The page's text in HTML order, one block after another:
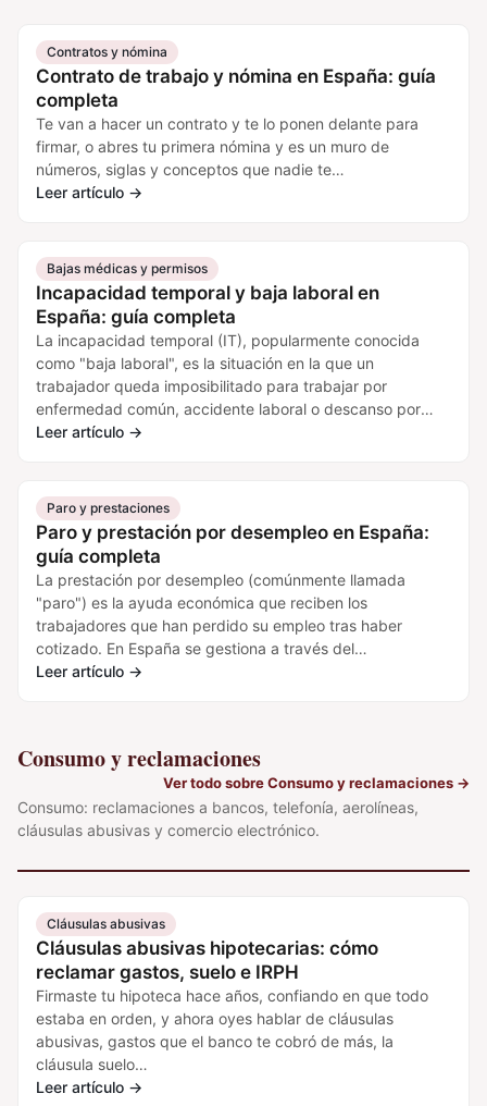
Contratos y nómina
Contrato de trabajo y nómina en España: guía
completa
Te van a hacer un contrato y te lo ponen delante para
firmar, o abres tu primera nómina y es un muro de
números, siglas y conceptos que nadie te…
Leer artículo →
Bajas médicas y permisos
Incapacidad temporal y baja laboral en
España: guía completa
La incapacidad temporal (IT), popularmente conocida
como "baja laboral", es la situación en la que un
trabajador queda imposibilitado para trabajar por
enfermedad común, accidente laboral o descanso por
maternidad/paternidad.…
Leer artículo →
Paro y prestaciones
Paro y prestación por desempleo en España:
guía completa
La prestación por desempleo (comúnmente llamada
"paro") es la ayuda económica que reciben los
trabajadores que han perdido su empleo tras haber
cotizado. En España se gestiona a través del…
Leer artículo →
Consumo y reclamaciones
Consumo: reclamaciones a bancos, telefonía, aerolíneas,
cláusulas abusivas y comercio electrónico.
Ver todo sobre Consumo y reclamaciones →
Cláusulas abusivas
Cláusulas abusivas hipotecarias: cómo
reclamar gastos, suelo e IRPH
Firmaste tu hipoteca hace años, confiando en que todo
estaba en orden, y ahora oyes hablar de cláusulas
abusivas, gastos que el banco te cobró de más, la
cláusula suelo…
Leer artículo →